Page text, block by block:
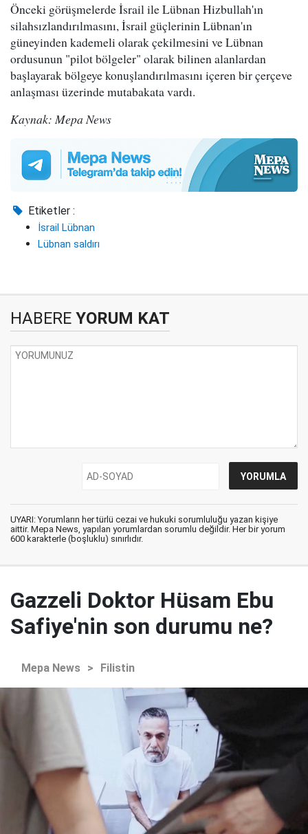
Önceki görüşmelerde İsrail ile Lübnan Hizbullah'ın
silahsızlandırılmasını, İsrail güçlerinin Lübnan'ın
güneyinden kademeli olarak çekilmesini ve Lübnan
ordusunun "pilot bölgeler" olarak bilinen alanlardan
başlayarak bölgeye konuşlandırılmasını içeren bir çerçeve
anlaşması üzerinde mutabakata vardı.
Kaynak: Mepa News
Etiketler :
İsrail Lübnan
Lübnan saldırı
HABERE YORUM KAT
UYARI: Yorumların her türlü cezai ve hukuki sorumluluğu yazan kişiye
aittir. Mepa News, yapılan yorumlardan sorumlu değildir. Her bir yorum
600 karakterle (boşluklu) sınırlıdır.
Gazzeli Doktor Hüsam Ebu
Safiye'nin son durumu ne?
Mepa News > Filistin